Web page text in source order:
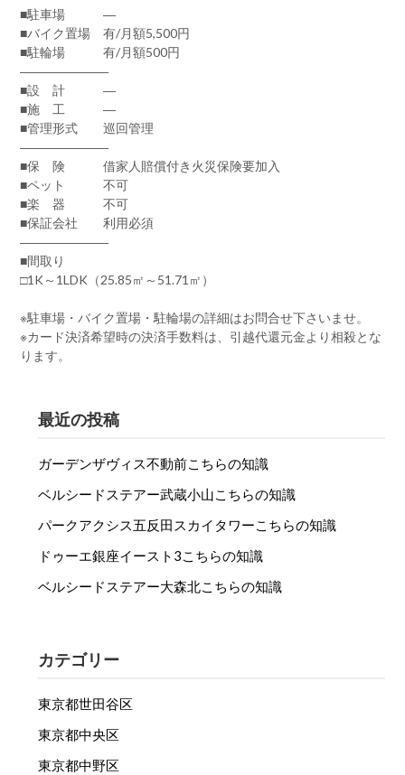
■駐車場 ―
■バイク置場 有/月額5,500円
■駐輪場 有/月額500円
―――――――
■設 計 ―
■施 工 ―
■管理形式 巡回管理
―――――――
■保 険 借家人賠償付き火災保険要加入
■ペット 不可
■楽 器 不可
■保証会社 利用必須
―――――――
■間取り
□1K～1LDK（25.85㎡～51.71㎡）
※駐車場・バイク置場・駐輪場の詳細はお問合せ下さいませ。
※カード決済希望時の決済手数料は、引越代還元金より相殺とな
ります。
最近の投稿
ガーデンザヴィス不動前こちらの知識
ベルシードステアー武蔵小山こちらの知識
パークアクシス五反田スカイタワーこちらの知識
ドゥーエ銀座イースト3こちらの知識
ベルシードステアー大森北こちらの知識
カテゴリー
東京都世田谷区
東京都中央区
東京都中野区